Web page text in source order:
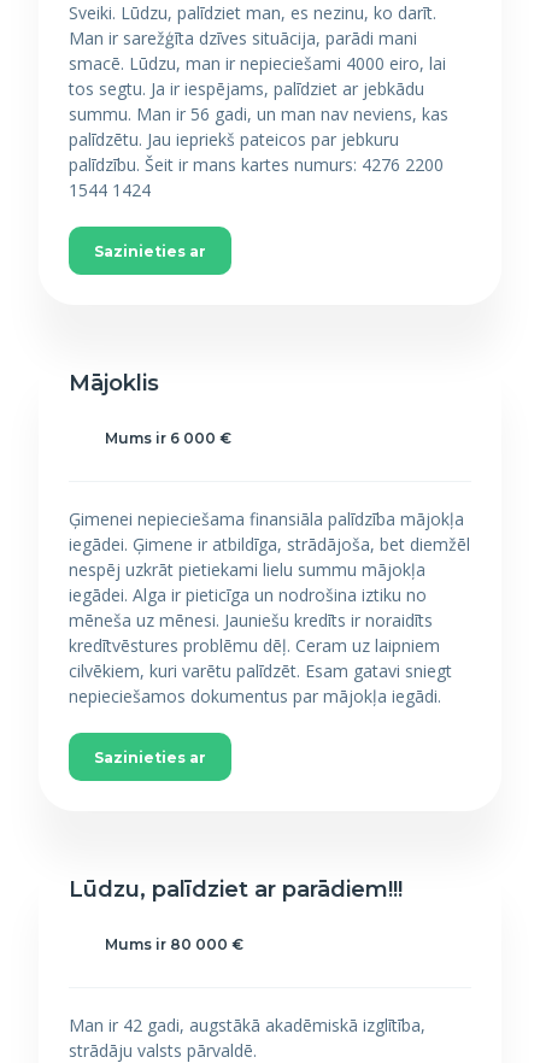
Sveiki. Lūdzu, palīdziet man, es nezinu, ko darīt.
Man ir sarežģīta dzīves situācija, parādi mani
smacē. Lūdzu, man ir nepieciešami 4000 eiro, lai
tos segtu. Ja ir iespējams, palīdziet ar jebkādu
summu. Man ir 56 gadi, un man nav neviens, kas
palīdzētu. Jau iepriekš pateicos par jebkuru
palīdzību. Šeit ir mans kartes numurs: 4276 2200
1544 1424
Sazinieties ar
Mājoklis
Mums ir 6 000 €
Ģimenei nepieciešama finansiāla palīdzība mājokļa
iegādei. Ģimene ir atbildīga, strādājoša, bet diemžēl
nespēj uzkrāt pietiekami lielu summu mājokļa
iegādei. Alga ir pieticīga un nodrošina iztiku no
mēneša uz mēnesi. Jauniešu kredīts ir noraidīts
kredītvēstures problēmu dēļ. Ceram uz laipniem
cilvēkiem, kuri varētu palīdzēt. Esam gatavi sniegt
nepieciešamos dokumentus par mājokļa iegādi.
Sazinieties ar
Lūdzu, palīdziet ar parādiem!!!
Mums ir 80 000 €
Man ir 42 gadi, augstākā akadēmiskā izglītība,
strādāju valsts pārvaldē.